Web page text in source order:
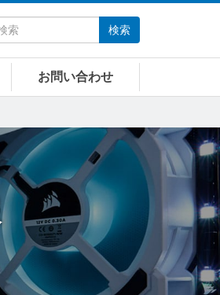
検索
お問い合わせ